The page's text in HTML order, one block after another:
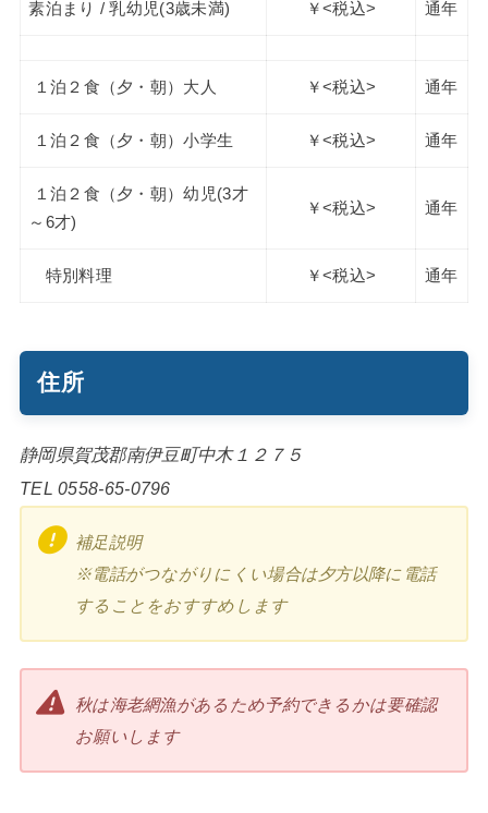
素泊まり / 乳幼児(3歳未満) ￥<税込> 通年
１泊２食（夕・朝）大人 ￥<税込> 通年
１泊２食（夕・朝）小学生 ￥<税込> 通年
１泊２食（夕・朝）幼児(3才
～6才)
￥<税込> 通年
特別料理 ￥<税込> 通年
住所
静岡県賀茂郡南伊豆町中木１２７５
TEL 0558-65-0796
補足説明
※電話がつながりにくい場合は夕方以降に電話
することをおすすめします
秋は海老網漁があるため予約できるかは要確認
お願いします